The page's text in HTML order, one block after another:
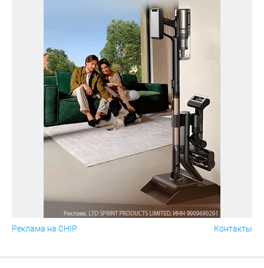
Реклама на CHIP Контакты